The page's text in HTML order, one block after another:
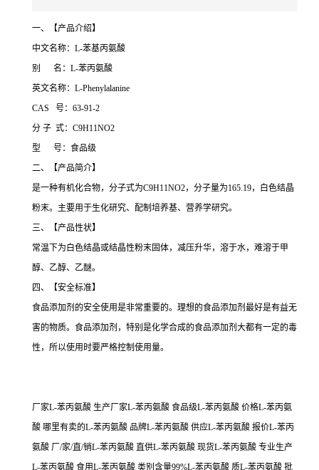
一、【产品介绍】
中文名称：L-苯基丙氨酸
别 名：L-苯丙氨酸
英文名称：L-Phenylalanine
CAS 号：63-91-2
分 子 式：C9H11NO2
型 号：食品级
二、【产品简介】
是一种有机化合物，分子式为C9H11NO2，分子量为165.19，白色结晶
粉末。主要用于生化研究、配制培养基、营养学研究。
三、【产品性状】
常温下为白色结晶或结晶性粉末固体，减压升华，溶于水，难溶于甲
醇、乙醇、乙醚。
四、【安全标准】
食品添加剂的安全使用是非常重要的。理想的食品添加剂最好是有益无
害的物质。食品添加剂，特别是化学合成的食品添加剂大都有一定的毒
性，所以使用时要严格控制使用量。
厂家L-苯丙氨酸 生产厂家L-苯丙氨酸 食品级L-苯丙氨酸 价格L-苯丙氨
酸 哪里有卖的L-苯丙氨酸 品牌L-苯丙氨酸 供应L-苯丙氨酸 报价L-苯丙
氨酸 厂/家/直/销L-苯丙氨酸 直供L-苯丙氨酸 现货L-苯丙氨酸 专业生产
L-苯丙氨酸 食用L-苯丙氨酸 类别含量99%L-苯丙氨酸 质L-苯丙氨酸 批